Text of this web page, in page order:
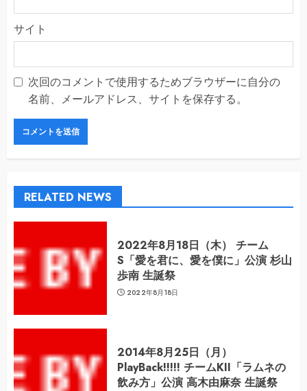
サイト
次回のコメントで使用するためブラウザーに自分の
名前、メールアドレス、サイトを保存する。
RELATED NEWS
2022年8月18日（木） チーム
S「愛を君に、愛を僕に」公演 杉山
歩南 生誕祭
2022年8月18日
2014年8月25日（月）
PlayBack!!!!! チームKII「ラムネの
飲み方」公演 高木由麻奈 生誕祭